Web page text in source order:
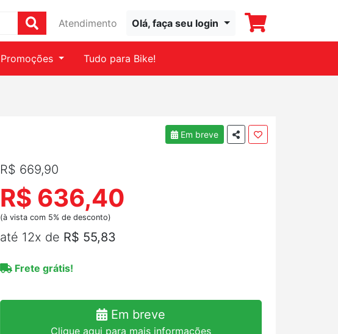
Atendimento Olá, faça seu login
Promoções Tudo para Bike!
Em breve
R$ 669,90
R$ 636,40
(à vista com 5% de desconto)
até 12x de R$ 55,83
Frete grátis!
Em breve
Clique aqui para mais informações